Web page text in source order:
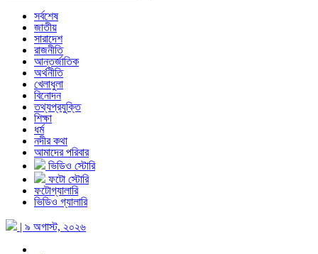
সর্বশেষ
জাতীয়
সারাদেশ
রাজনীতি
আন্তর্জাতিক
অর্থনীতি
খেলাধুলা
বিনোদন
তথ্যপ্রযুক্তি
শিক্ষা
ধর্ম
নদীর কথা
আমাদের পরিবার
ভিডিও স্টোরি
ফটো স্টোরি
ফটোগ্যালারি
ভিডিও গ্যালারি
| ৯ অগাস্ট, ২০২৬